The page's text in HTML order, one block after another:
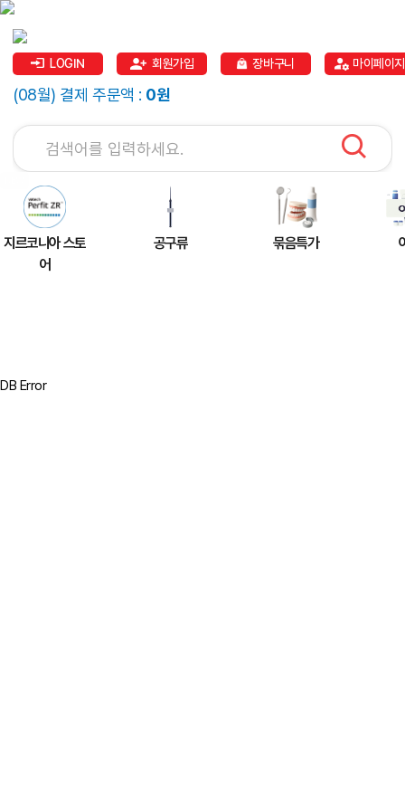
LOGIN 회원가입 장바구니 마이페이지
(08월) 결제 주문액 : 0원
지르코니아 스토
어
공구류 묶음특가
DB Error